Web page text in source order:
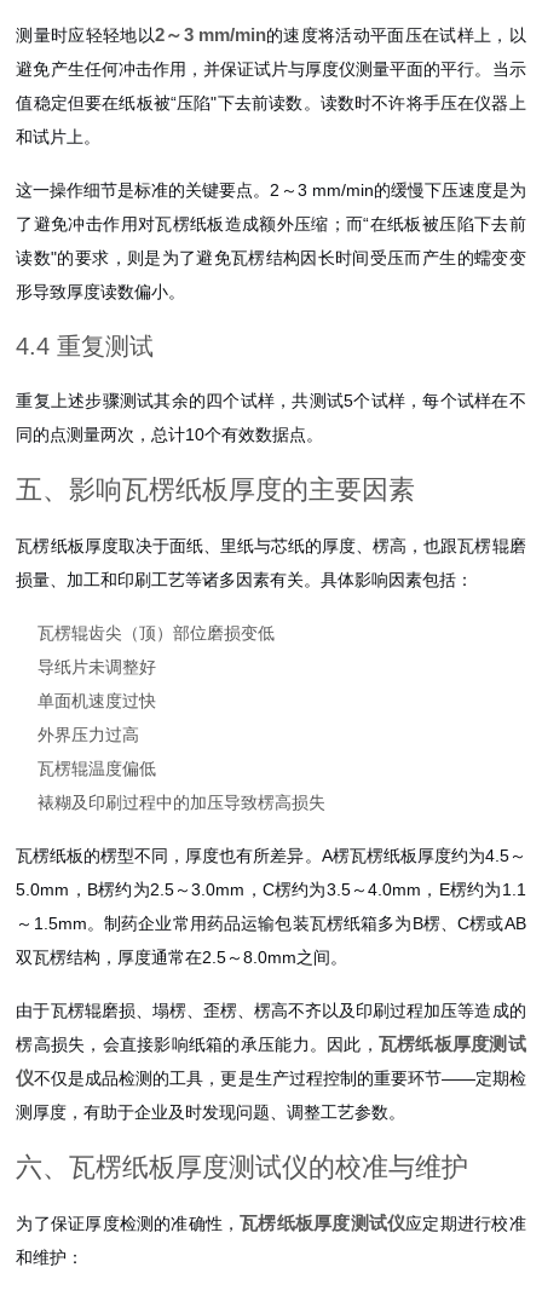
测量时应轻轻地以2～3 mm/min的速度将活动平面压在试样上，以
避免产生任何冲击作用，并保证试片与厚度仪测量平面的平行。当示
值稳定但要在纸板被“压陷"下去前读数。读数时不许将手压在仪器上
和试片上。
这一操作细节是标准的关键要点。2～3 mm/min的缓慢下压速度是为
了避免冲击作用对瓦楞纸板造成额外压缩；而“在纸板被压陷下去前
读数"的要求，则是为了避免瓦楞结构因长时间受压而产生的蠕变变
形导致厚度读数偏小。
4.4 重复测试
重复上述步骤测试其余的四个试样，共测试5个试样，每个试样在不
同的点测量两次，总计10个有效数据点。
五、影响瓦楞纸板厚度的主要因素
瓦楞纸板厚度取决于面纸、里纸与芯纸的厚度、楞高，也跟瓦楞辊磨
损量、加工和印刷工艺等诸多因素有关。具体影响因素包括：
瓦楞辊齿尖（顶）部位磨损变低
导纸片未调整好
单面机速度过快
外界压力过高
瓦楞辊温度偏低
裱糊及印刷过程中的加压导致楞高损失
瓦楞纸板的楞型不同，厚度也有所差异。A楞瓦楞纸板厚度约为4.5～
5.0mm，B楞约为2.5～3.0mm，C楞约为3.5～4.0mm，E楞约为1.1
～1.5mm。制药企业常用药品运输包装瓦楞纸箱多为B楞、C楞或AB
双瓦楞结构，厚度通常在2.5～8.0mm之间。
由于瓦楞辊磨损、塌楞、歪楞、楞高不齐以及印刷过程加压等造成的
楞高损失，会直接影响纸箱的承压能力。因此， 瓦楞纸板厚度测试
仪不仅是成品检测的工具，更是生产过程控制的重要环节——定期检
测厚度，有助于企业及时发现问题、调整工艺参数。
六、瓦楞纸板厚度测试仪的校准与维护
为了保证厚度检测的准确性，瓦楞纸板厚度测试仪应定期进行校准
和维护：